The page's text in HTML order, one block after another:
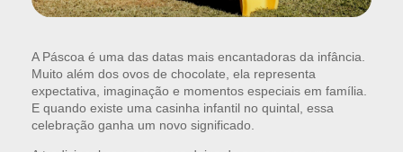
A Páscoa é uma das datas mais encantadoras da infância.
Muito além dos ovos de chocolate, ela representa
expectativa, imaginação e momentos especiais em família.
E quando existe uma casinha infantil no quintal, essa
celebração ganha um novo significado.